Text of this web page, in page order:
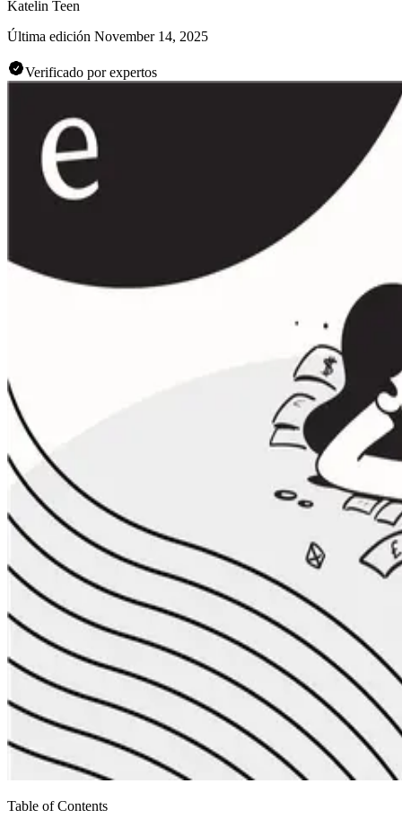
Katelin Teen
Última edición November 14, 2025
Verificado por expertos
Table of Contents